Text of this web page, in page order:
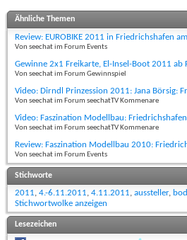
Ähnliche Themen
Review: EUROBIKE 2011 in Friedrichshafen
Von seechat im Forum Events
Gewinne 2x1 Freikarte, El-Insel-Boot 2011
Von seechat im Forum Gewinnspiel
Video: Dirndl Prinzession 2011: Jana Börsig:
Von seechat im Forum seechatTV Kommenare
Video: Faszination Modellbau:
Von seechat im Forum seechatTV Kommenare
Review: Faszination Modellbau 2010:
Von seechat im Forum Events
Stichworte
2011, 4.-6.11.2011, 4.11.2011, aussteller,
Stichwortwolke anzeigen
Lesezeichen